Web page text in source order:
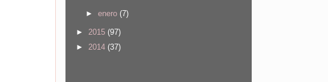
► enero (7)
► 2015 (97)
► 2014 (37)